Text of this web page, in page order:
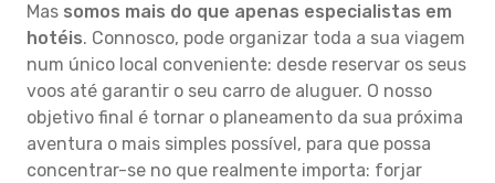
Mas somos mais do que apenas especialistas em
hotéis. Connosco, pode organizar toda a sua viagem
num único local conveniente: desde reservar os seus
voos até garantir o seu carro de aluguer. O nosso
objetivo final é tornar o planeamento da sua próxima
aventura o mais simples possível, para que possa
concentrar-se no que realmente importa: forjar